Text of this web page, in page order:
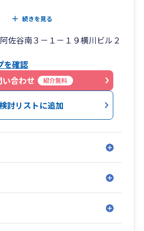
は、やるべきことも多く、今後
るトラブルや課税のリスクを最
に経営者の手間を減らし、本業
き事業を軌道に乗せ業績を伸ば
創出するお手伝いをさせていた
続きを見る
佐谷南３－１－１９横川ビル２
を確認
い合わせ
紹介無料
討リストに追加